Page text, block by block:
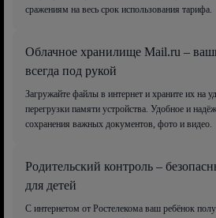
сражениям на весь срок использования тарифа.
Облачное хранилище Mail.ru –
всегда под рукой
Загружайте файлы в интернет и храните их на
перегрузки памяти устройства. Удобное и
сохранения важных документов, фото и видео.
Родительский контроль –
для детей
С интернетом от Ростелекома ваш ребёнок